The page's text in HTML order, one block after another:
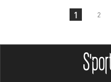
1 2